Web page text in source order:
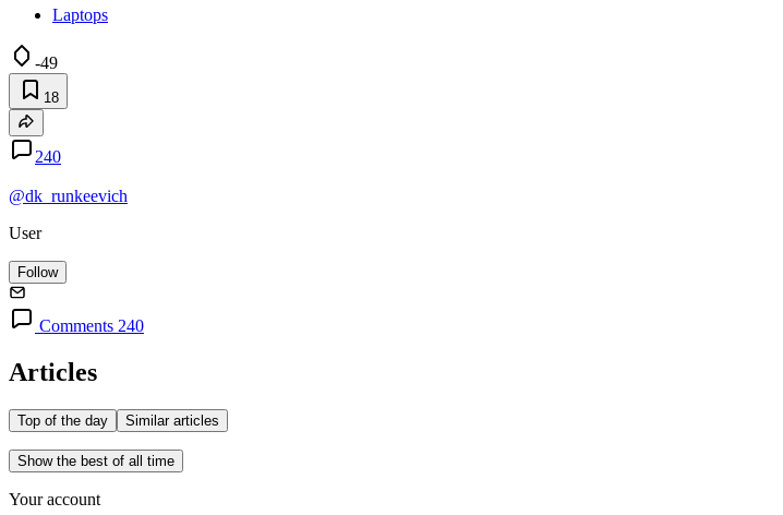
Laptops
-49
18
240
@dk_runkeevich
User
Follow
Comments 240
Articles
Top of the day Similar articles
Show the best of all time
Your account